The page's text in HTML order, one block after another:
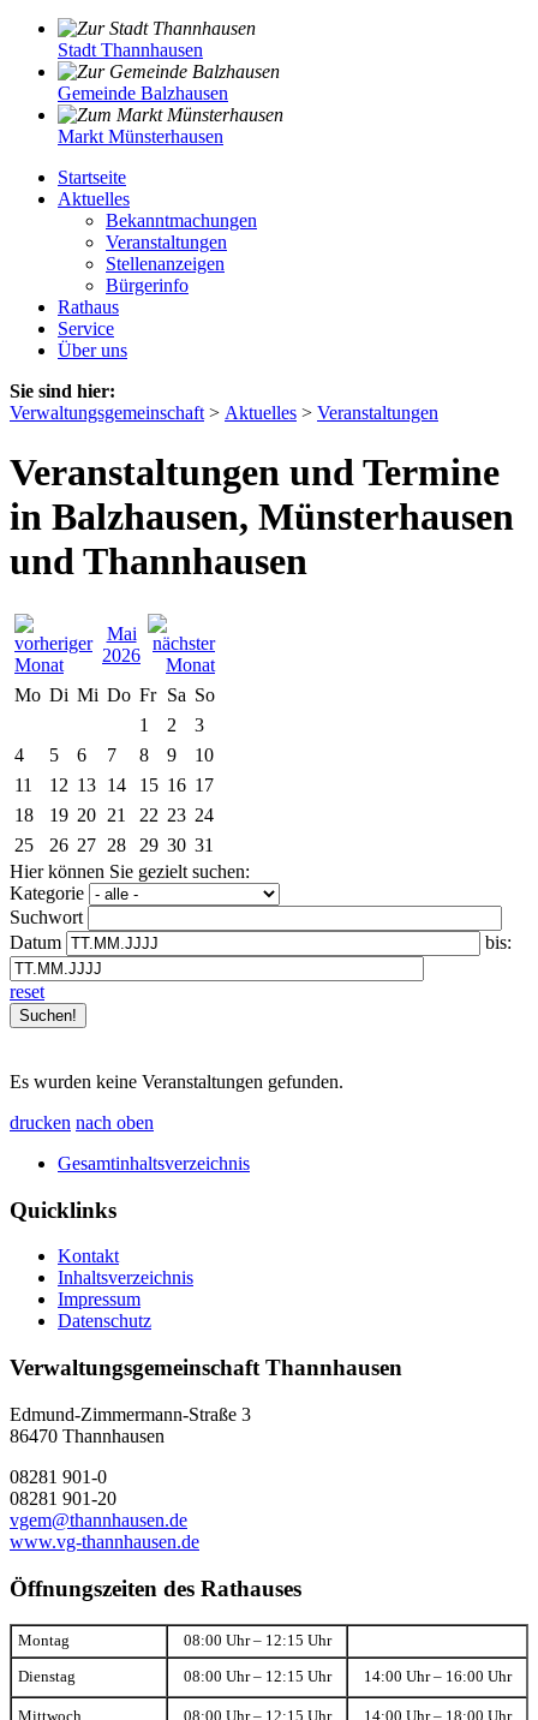
Stadt Thannhausen
Gemeinde Balzhausen
Markt Münsterhausen
Startseite
Aktuelles
Bekanntmachungen
Veranstaltungen
Stellenanzeigen
Bürgerinfo
Rathaus
Service
Über uns
Sie sind hier:
Verwaltungsgemeinschaft > Aktuelles > Veranstaltungen
Veranstaltungen und Termine
in Balzhausen, Münsterhausen
und Thannhausen
Mai
2026
Mo Di Mi Do Fr Sa So
1
2
3
4
5 6 7 8 9
10
11
12 13 14 15 16 17
18
19 20 21 22 23 24
25
26 27 28 29 30 31
Hier können Sie gezielt suchen:
Kategorie
Suchwort
Datum
bis:
reset
Es wurden keine Veranstaltungen gefunden.
drucken nach oben
Gesamtinhaltsverzeichnis
Quicklinks
Kontakt
Inhaltsverzeichnis
Impressum
Datenschutz
Verwaltungsgemeinschaft Thannhausen
Edmund-Zimmermann-Straße 3
86470 Thannhausen
08281 901-0
08281 901-20
vgem@thannhausen.de
www.vg-thannhausen.de
Öffnungszeiten des Rathauses
Montag 08:00 Uhr – 12:15 Uhr
Dienstag 08:00 Uhr – 12:15 Uhr 14:00 Uhr – 16:00 Uhr